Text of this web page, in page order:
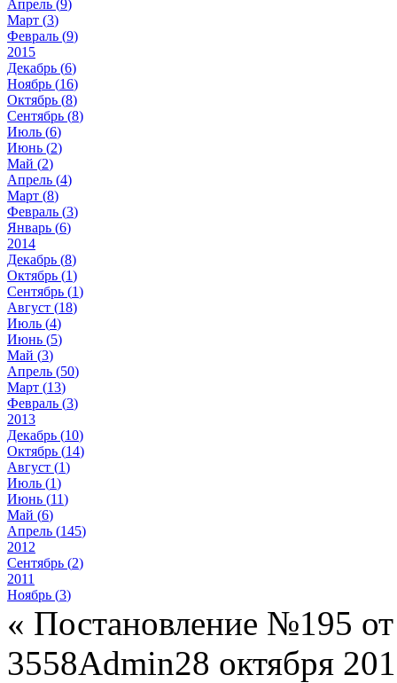
Апрель (9)
Март (3)
Февраль (9)
2015
Декабрь (6)
Ноябрь (16)
Октябрь (8)
Сентябрь (8)
Июль (6)
Июнь (2)
Май (2)
Апрель (4)
Март (8)
Февраль (3)
Январь (6)
2014
Декабрь (8)
Октябрь (1)
Сентябрь (1)
Август (18)
Июль (4)
Июнь (5)
Май (3)
Апрель (50)
Март (13)
Февраль (3)
2013
Декабрь (10)
Октябрь (14)
Август (1)
Июль (1)
Июнь (11)
Май (6)
Апрель (145)
2012
Сентябрь (2)
2011
Ноябрь (3)
« Постановление №195
3558Admin28 октября